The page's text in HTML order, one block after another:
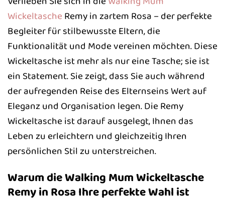
Wickeltasche Remy in zartem Rosa – der perfekte
Begleiter für stilbewusste Eltern, die
Funktionalität und Mode vereinen möchten. Diese
Wickeltasche ist mehr als nur eine Tasche; sie ist
ein Statement. Sie zeigt, dass Sie auch während
der aufregenden Reise des Elternseins Wert auf
Eleganz und Organisation legen. Die Remy
Wickeltasche ist darauf ausgelegt, Ihnen das
Leben zu erleichtern und gleichzeitig Ihren
persönlichen Stil zu unterstreichen.
Warum die Walking Mum Wickeltasche
Remy in Rosa Ihre perfekte Wahl ist